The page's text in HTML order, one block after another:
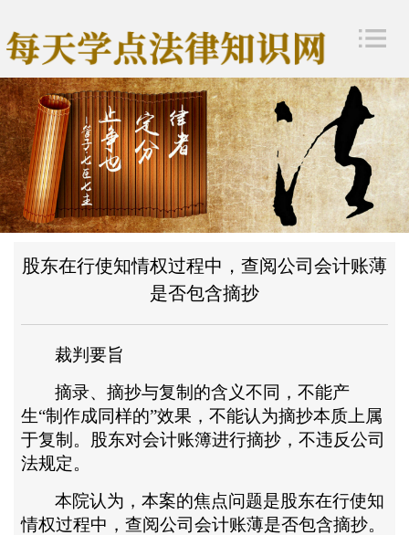
股东在行使知情权过程中，查阅公司会计账薄
是否包含摘抄
裁判要旨
摘录、摘抄与复制的含义不同，不能产
生“制作成同样的”效果，不能认为摘抄本质上属
于复制。股东对会计账簿进行摘抄，不违反公司
法规定。
本院认为，本案的焦点问题是股东在行使知
情权过程中，查阅公司会计账薄是否包含摘抄。